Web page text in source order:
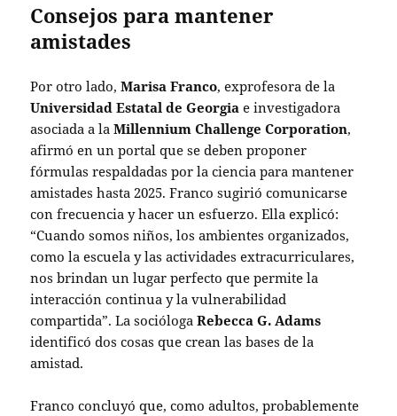
Consejos para mantener
amistades
Por otro lado,Marisa Franco, exprofesora de la
Universidad Estatal de Georgia e investigadora
asociada a laMillennium Challenge Corporation,
afirmó en un portal que se deben proponer
fórmulas respaldadas por la ciencia para mantener
amistades hasta 2025. Franco sugirió comunicarse
con frecuencia y hacer un esfuerzo. Ella explicó:
“Cuando somos niños, los ambientes organizados,
como la escuela y las actividades extracurriculares,
nos brindan un lugar perfecto que permite la
interacción continua y la vulnerabilidad
compartida”. La sociólogaRebecca G. Adams
identificó dos cosas que crean las bases de la
amistad.
Franco concluyó que, como adultos, probablemente